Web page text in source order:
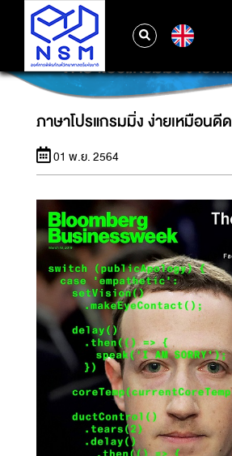
ภาษาโปรแกรมมิ่ง ง่ายเ
ภาษาโปรแกรมมิ่ง ง่ายเหมือนดี
01 พ.ย. 2564